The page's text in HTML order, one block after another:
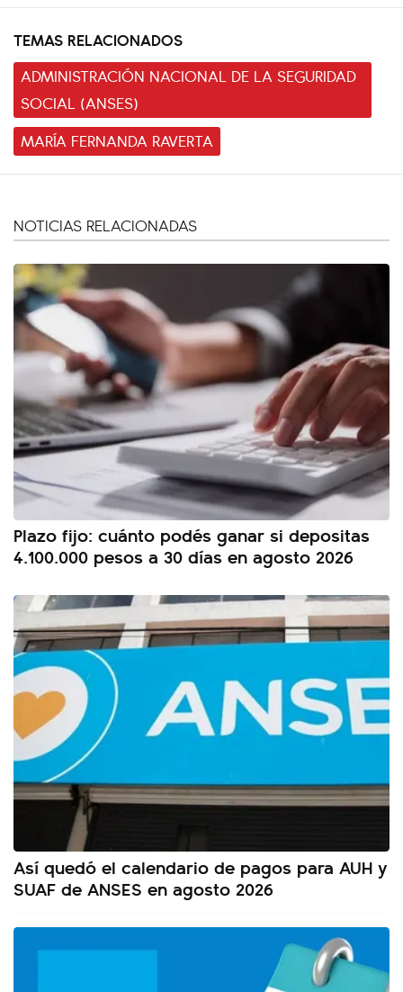
TEMAS RELACIONADOS
ADMINISTRACIÓN NACIONAL DE LA SEGURIDAD
SOCIAL (ANSES)
MARÍA FERNANDA RAVERTA
NOTICIAS RELACIONADAS
Plazo fijo: cuánto podés ganar si depositas
4.100.000 pesos a 30 días en agosto 2026
Así quedó el calendario de pagos para AUH y
SUAF de ANSES en agosto 2026